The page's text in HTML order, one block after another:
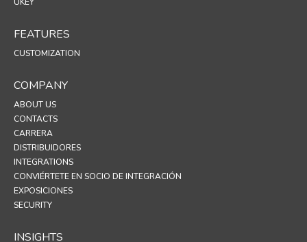
FEATURES
CUSTOMIZATION
COMPANY
ABOUT US
CONTACTS
CARRERA
DISTRIBUIDORES
INTEGRATIONS
CONVIÉRTETE EN SOCIO DE INTEGRACIÓN
EXPOSICIONES
SECURITY
INSIGHTS